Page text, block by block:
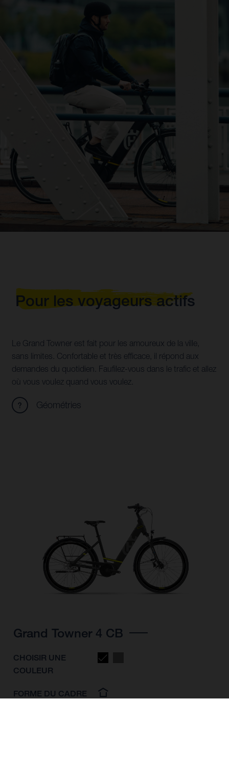
Pour les voyageurs actifs
Le Grand Towner est fait pour les amoureux de la ville,
sans limites. Confortable et très efficace, il répond aux
demandes du quotidien. Faufilez-vous dans le trafic et allez
où vous voulez quand vous voulez.
Géométries
Grand Towner 4 CB
CHOISIR UNE
COULEUR
FORME DU CADRE